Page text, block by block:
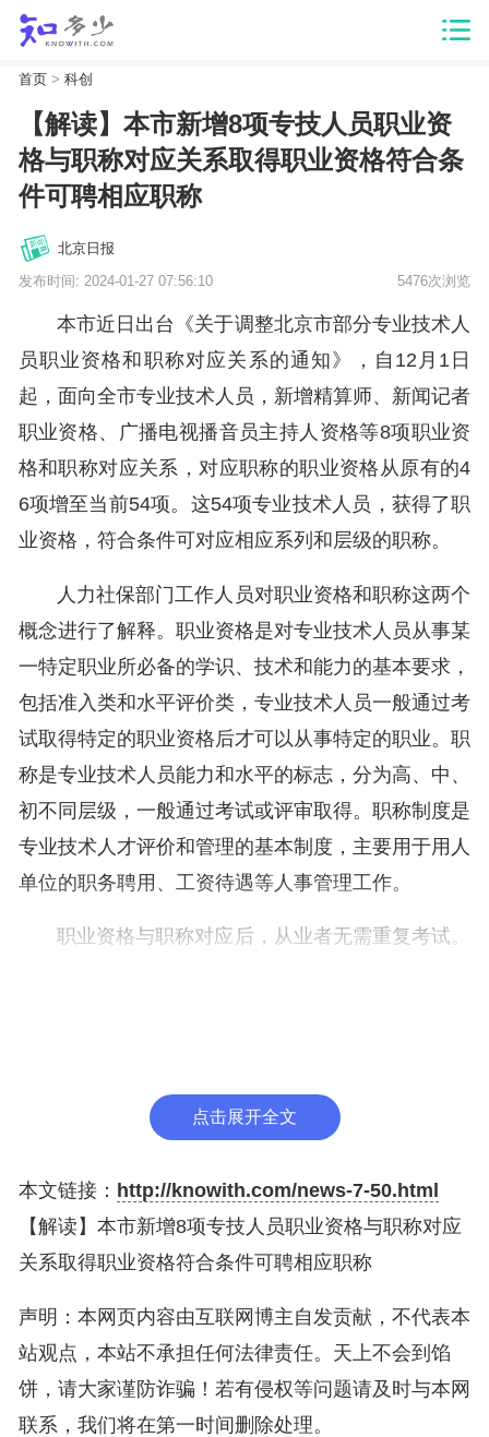
首页> 科创
【解读】本市新增8项专技人员职业资
格与职称对应关系取得职业资格符合条
件可聘相应职称
北京日报
发布时间: 2024-01-27 07:56:10 5476次浏览
本市近日出台《关于调整北京市部分专业技术人
员职业资格和职称对应关系的通知》，自 12月1日
起，面向全市专业技术人员，新增精算师、新闻记者
职业资格、广播电视播音员主持人资格等8项职业资
格和职称对应关系，对应职称的职业资格从原有的4
6项增至当前54项。这54项专业技术人员，获得了职
业资格，符合条件可对应相应系列和层级的职称。
人力社保部门工作人员对职业资格和职称这两个
概念进行了解释。职业资格是对专业技术人员从事某
一特定职业所必备的学识、技术和能力的基本要求，
包括准入类和水平评价类，专业技术人员一般通过考
试取得特定的职业资格后才可以从事特定的职业。职
称是专业技术人员能力和水平的标志，分为高、中、
初不同层级，一般通过考试或评审取得。职称制度是
专业技术人才评价和管理的基本制度，主要用于用人
单位的职务聘用、工资待遇等人事管理工作。
职业资格与职称对应后，从业者无需重复考试。
术岗位上；同时，对应中级职称5年后，小李可持一
点击展开全文
本文链接： http://knowith.com/news-7-50.html
【解读】本市新增8项专技人员职业资格与职称对应
关系取得职业资格符合条件可聘相应职称
声明：本网页内容由互联网博主自发贡献，不代表本
站观点，本站不承担任何法律责任。天上不会到馅
饼，请大家谨防诈骗！若有侵权等问题请及时与本网
联系，我们将在第一时间删除处理。